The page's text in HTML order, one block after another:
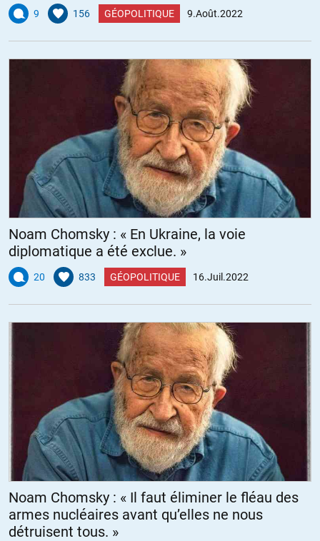
9 156 GÉOPOLITIQUE 9.Août.2022
Noam Chomsky : « En Ukraine, la voie
diplomatique a été exclue. »
20 833 GÉOPOLITIQUE 16.Juil.2022
Noam Chomsky : « Il faut éliminer le fléau des
armes nucléaires avant qu’elles ne nous
détruisent tous. »